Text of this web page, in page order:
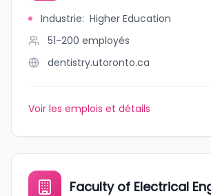
Industrie: Higher Education
51-200 employés
dentistry.utoronto.ca
Voir les emplois et détails
Faculty of Electrical